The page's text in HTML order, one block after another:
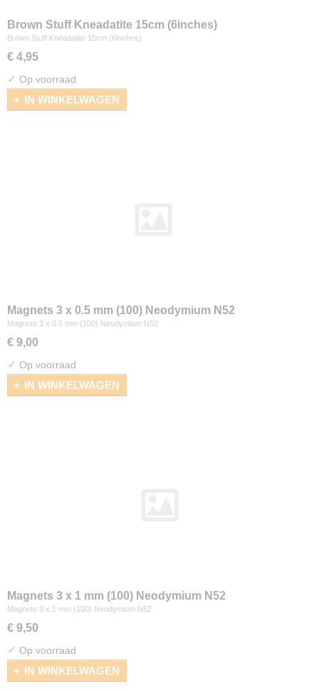
Brown Stuff Kneadatite 15cm (6inches)
Brown Stuff Kneadatite 15cm (6inches)
€ 4,95
✓ Op voorraad
IN WINKELWAGEN
Magnets 3 x 0.5 mm (100) Neodymium N52
Magnets 3 x 0.5 mm (100) Neodymium N52
€ 9,00
✓ Op voorraad
IN WINKELWAGEN
Magnets 3 x 1 mm (100) Neodymium N52
Magnets 3 x 1 mm (100) Neodymium N52
€ 9,50
✓ Op voorraad
IN WINKELWAGEN